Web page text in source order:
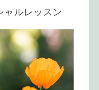
ャルレッスン